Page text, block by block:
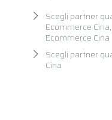
Scegli partner
Ecommerce
Ecommerce Cina
Scegli partner
Cina